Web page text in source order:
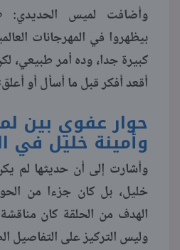
وأضافت لميس الحديدي:
بيظهروا في المهرجانات
كبيرة جدا، وده أمر
أقعد أفكر قبل ما أسأل أو
حوار عفوي بين
وأمينة خليل في
وأشارت إلى أن حديثها لم يكن
خليل، بل كان جزءا من
الهدف من الحلقة كان
وليس التركيز على التفاصيل